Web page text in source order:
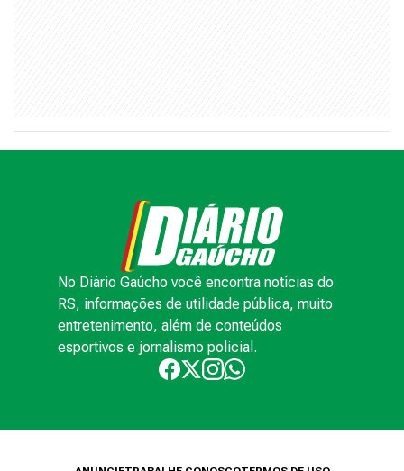
No Diário Gaúcho você encontra notícias do
RS, informações de utilidade pública, muito
entretenimento, além de conteúdos
esportivos e jornalismo policial.